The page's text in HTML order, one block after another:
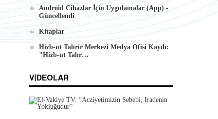
Android Cihazlar İçin Uygulamalar (App) -
Güncellendi
Kitaplar
Hizb-ut Tahrir Merkezi Medya Ofisi Kaydı:
"Hizb-ut Tahr…
VIDEOLAR